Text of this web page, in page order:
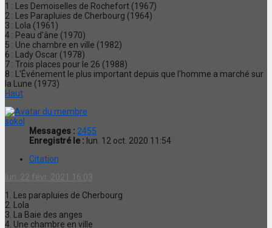
1 : Les Demoiselles de Rochefort (1967)
2 : Les Parapluies de Cherbourg (1964)
3 : Lola (1961)
4 : Peau d'âne (1970)
5 : Une chambre en ville (1982)
6 : Lady Oscar (1978)
7 : Trois places pour le 26 (1988)
8 : L'Événement le plus important depuis que l'homme a marché sur
la Lune (1973)
Haut
sokol
Messages : 2455
Enregistré le : lun. 12 oct. 2020 11:54
Citation
lun. 22 févr. 2021 16:03
1. Les parapluies de Cherbourg
2. Lola
3. La Baie des anges
4. Une chambre en ville